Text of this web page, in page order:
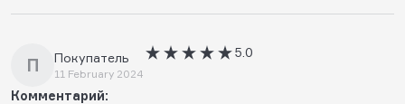
П Покупатель
11 February 2024
5.0
Комментарий: